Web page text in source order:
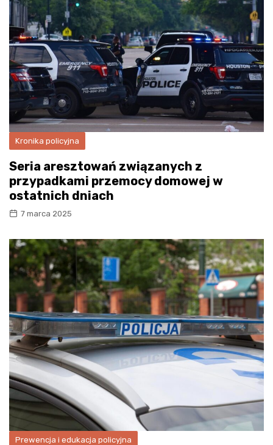
Kronika policyjna
Seria aresztowań związanych z
przypadkami przemocy domowej w
ostatnich dniach
7 marca 2025
Prewencja i edukacja policyjna